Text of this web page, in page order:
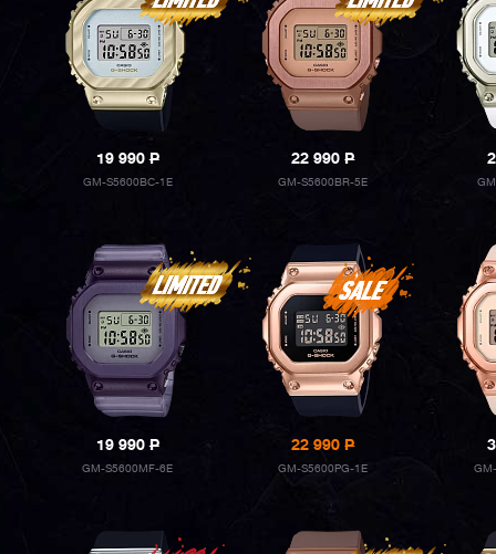
19 990P
GM-S5600BC-1E
22 990P
GM-S5600BR-5E
19 990P
GM-S5600MF-6E
22 990P
GM-S5600PG-1E